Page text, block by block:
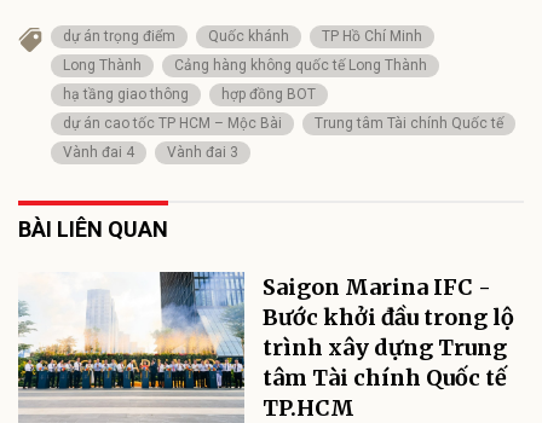
dự án trọng điểm Quốc khánh
TP Hồ Chí Minh
Long Thành
Cảng hàng không quốc tế Long Thành
hạ tầng giao thông
hợp đồng BOT
dự án cao tốc TP HCM – Mộc Bài
Trung tâm Tài chính Quốc tế
Vành đai 4
Vành đai 3
BÀI LIÊN QUAN
Saigon Marina IFC -
Bước khởi đầu trong lộ
trình xây dựng Trung
tâm Tài chính Quốc tế
TP.HCM